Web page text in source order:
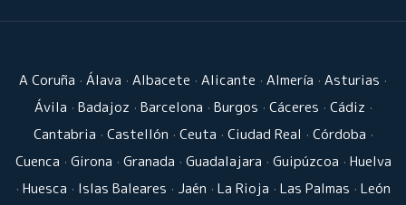
A Coruña · Álava · Albacete · Alicante · Almería · Asturias ·
Ávila · Badajoz · Barcelona · Burgos · Cáceres · Cádiz ·
Cantabria · Castellón · Ceuta · Ciudad Real · Córdoba ·
Cuenca · Girona · Granada · Guadalajara · Guipúzcoa · Huelva
· Huesca · Islas Baleares · Jaén · La Rioja · Las Palmas · León